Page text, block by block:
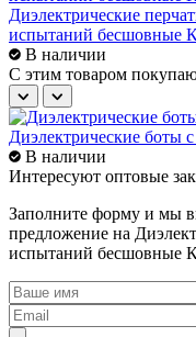
Диэлектрические
испытаний бесшовные
В наличии
C этим товаром
Диэлектрические боты
В наличии
Интересуют оптовые
Заполните форму и мы
предложение на
испытаний бесшовные